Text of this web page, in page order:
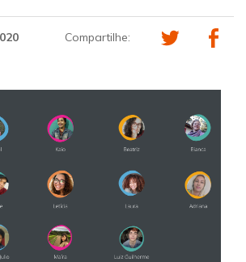
Compartilhe: